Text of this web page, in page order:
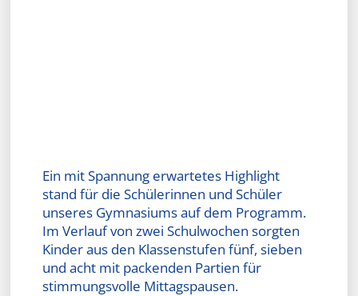
Ein mit Spannung erwartetes Highlight
stand für die Schülerinnen und Schüler
unseres Gymnasiums auf dem Programm.
Im Verlauf von zwei Schulwochen sorgten
Kinder aus den Klassenstufen fünf, sieben
und acht mit packenden Partien für
stimmungsvolle Mittagspausen.